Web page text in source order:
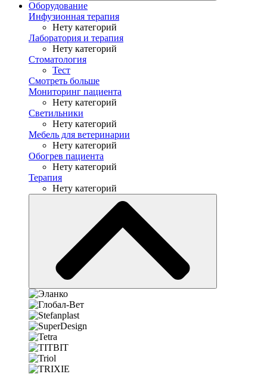
Оборудование
Инфузионная терапия
Нету категорий
Лаборатория и терапия
Нету категорий
Стоматология
Тест
Смотреть больше
Мониторинг пациента
Нету категорий
Светильники
Нету категорий
Мебель для ветеринарии
Нету категорий
Обогрев пациента
Нету категорий
Терапия
Нету категорий